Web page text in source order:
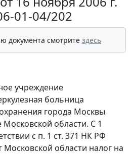
01-04/202
документа смотрите здесь
учреждение
больница
города Москвы
области. С 1
с п. 1 ст. 371 НК РФ
области налог на